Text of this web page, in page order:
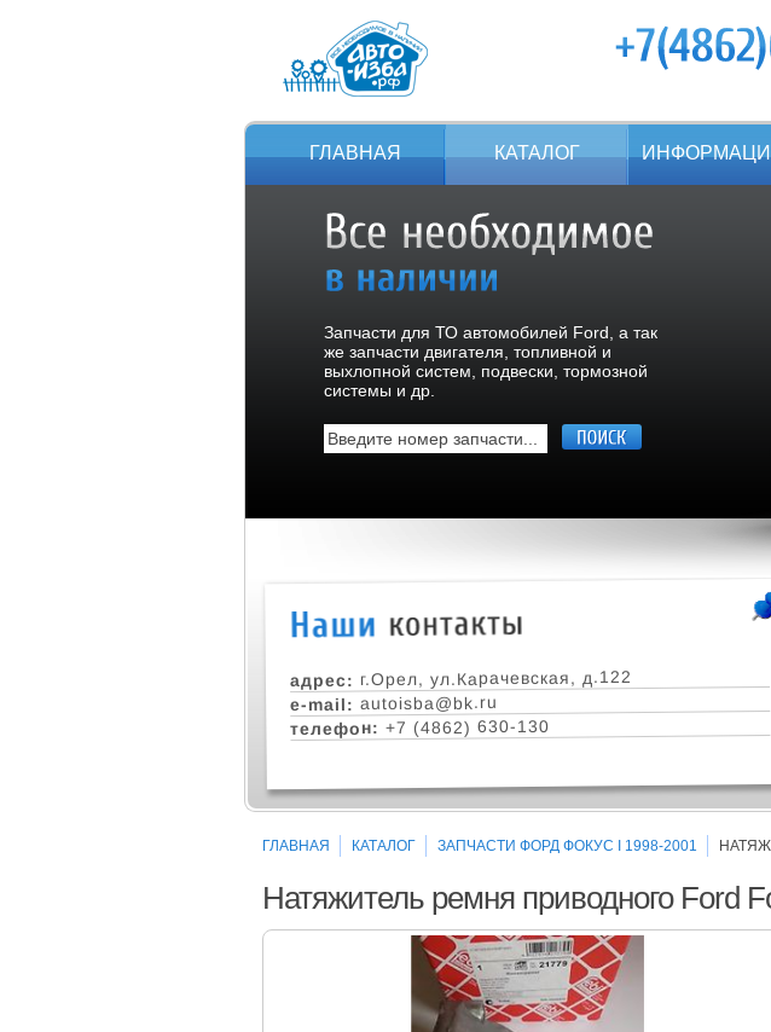
ГЛАВНАЯ КАТАЛОГ
Запчасти для ТО автомобилей Ford, а так
же запчасти двигателя, топливной и
выхлопной систем, подвески, тормозной
системы и др.
адрес: г.Орел, ул.Карачевская, д.122
e-mail: autoisba@bk.ru
телефон: +7 (4862) 630-130
ГЛАВНАЯ КАТАЛОГ ЗАПЧАСТИ ФОРД ФОКУС I 1998-2001
Натяжитель ремня приводного Ford